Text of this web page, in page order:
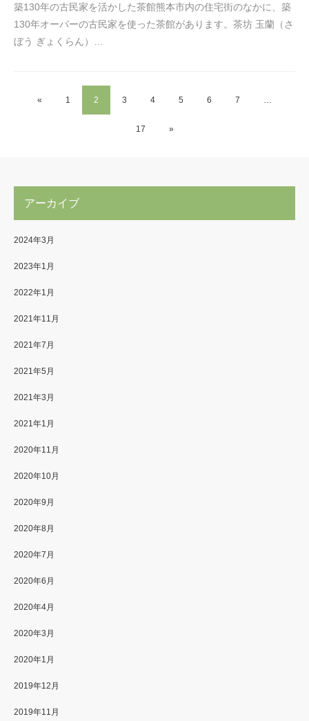
築130年の古民家を活かした茶館熊本市内の住宅街のなかに、築
130年オーバーの古民家を使った茶館があります。茶坊 玉蘭（さ
ぼう ぎょくらん）…
« 1 2 3 4 5 6 7 …
17 »
アーカイブ
2024年3月
2023年1月
2022年1月
2021年11月
2021年7月
2021年5月
2021年3月
2021年1月
2020年11月
2020年10月
2020年9月
2020年8月
2020年7月
2020年6月
2020年4月
2020年3月
2020年1月
2019年12月
2019年11月